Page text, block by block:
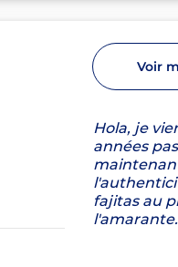
Voir
Hola, je
années
fajitas au